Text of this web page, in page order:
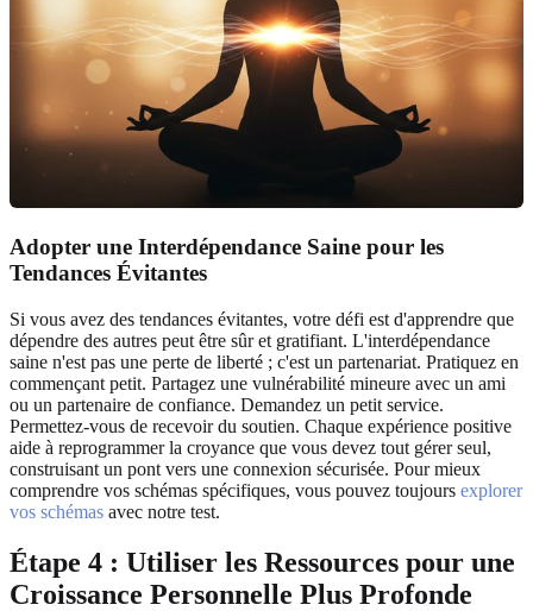
Adopter une Interdépendance Saine pour les
Tendances Évitantes
Si vous avez des tendances évitantes, votre défi est d'apprendre que
dépendre des autres peut être sûr et gratifiant. L'interdépendance
saine n'est pas une perte de liberté ; c'est un partenariat. Pratiquez en
commençant petit. Partagez une vulnérabilité mineure avec un ami
ou un partenaire de confiance. Demandez un petit service.
Permettez-vous de recevoir du soutien. Chaque expérience positive
aide à reprogrammer la croyance que vous devez tout gérer seul,
construisant un pont vers une connexion sécurisée. Pour mieux
comprendre vos schémas spécifiques, vous pouvez toujours explorer
vos schémas avec notre test.
Étape 4 : Utiliser les Ressources pour une
Croissance Personnelle Plus Profonde